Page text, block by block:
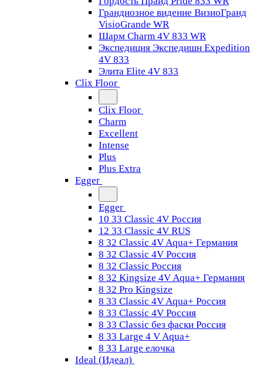
Грандиозное видение ВизиоГранд
VisioGrande WR
Шарм Charm 4V 833 WR
Экспедиция Экспедишн Expedition
4V 833
Элита Elite 4V 833
Clix Floor
Clix Floor
Charm
Excellent
Intense
Plus
Plus Extra
Egger
Egger
10 33 Classic 4V Россия
12 33 Classic 4V RUS
8 32 Classic 4V Aqua+ Германия
8 32 Classic 4V Россия
8 32 Classic Россия
8 32 Kingsize 4V Aqua+ Германия
8 32 Pro Kingsize
8 33 Classic 4V Aqua+ Россия
8 33 Classic 4V Россия
8 33 Classic без фаски Россия
8 33 Large 4 V Aqua+
8 33 Large елочка
Ideal (Идеал)